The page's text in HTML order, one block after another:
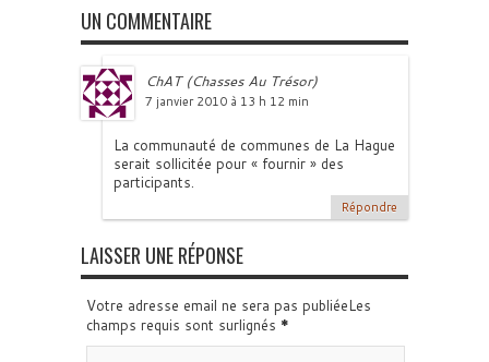
UN COMMENTAIRE
ChAT (Chasses Au Trésor)
7 janvier 2010 à 13 h 12 min
La communauté de communes de La Hague
serait sollicitée pour « fournir » des
participants.
Répondre
LAISSER UNE RÉPONSE
Votre adresse email ne sera pas publiéeLes
champs requis sont surlignés *